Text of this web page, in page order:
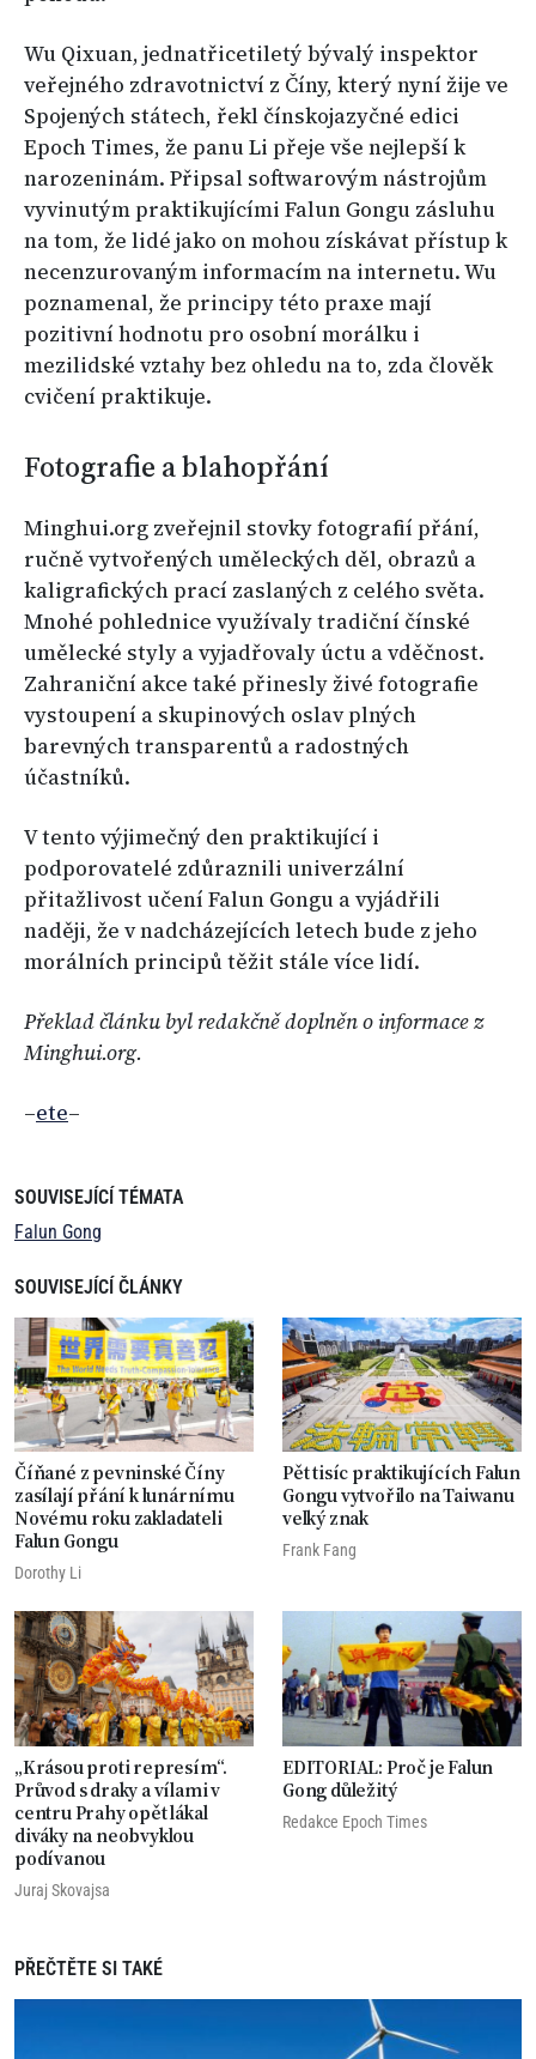
Wu Qixuan, jednatřicetiletý bývalý inspektor
veřejného zdravotnictví z Číny, který nyní žije ve
Spojených státech, řekl čínskojazyčné edici
Epoch Times, že panu Li přeje vše nejlepší k
narozeninám. Připsal softwarovým nástrojům
vyvinutým praktikujícími Falun Gongu zásluhu
na tom, že lidé jako on mohou získávat přístup k
necenzurovaným informacím na internetu. Wu
poznamenal, že principy této praxe mají
pozitivní hodnotu pro osobní morálku i
mezilidské vztahy bez ohledu na to, zda člověk
cvičení praktikuje.
Fotografie a blahopřání
Minghui.org zveřejnil stovky fotografií přání,
ručně vytvořených uměleckých děl, obrazů a
kaligrafických prací zaslaných z celého světa.
Mnohé pohlednice využívaly tradiční čínské
umělecké styly a vyjadřovaly úctu a vděčnost.
Zahraniční akce také přinesly živé fotografie
vystoupení a skupinových oslav plných
barevných transparentů a radostných
účastníků.
V tento výjimečný den praktikující i
podporovatelé zdůraznili univerzální
přitažlivost učení Falun Gongu a vyjádřili
naději, že v nadcházejících letech bude z jeho
morálních principů těžit stále více lidí.
Překlad článku byl redakčně doplněn o informace z
Minghui.org.
–ete–
SOUVISEJÍCÍ TÉMATA
Falun Gong
SOUVISEJÍCÍ ČLÁNKY
Číňané z pevninské Číny
zasílají přání k lunárnímu
Novému roku zakladateli
Falun Gongu
Dorothy Li
Pět tisíc praktikujících Falun
Gongu vytvořilo na Taiwanu
velký znak
Frank Fang
„Krásou proti represím“.
Průvod s draky a vílami v
centru Prahy opět lákal
diváky na neobvyklou
podívanou
Juraj Skovajsa
EDITORIAL: Proč je Falun
Gong důležitý
Redakce Epoch Times
PŘEČTĚTE SI TAKÉ